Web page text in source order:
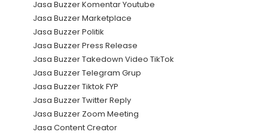
Jasa Buzzer Komentar Youtube
Jasa Buzzer Marketplace
Jasa Buzzer Politik
Jasa Buzzer Press Release
Jasa Buzzer Takedown Video TikTok
Jasa Buzzer Telegram Grup
Jasa Buzzer Tiktok FYP
Jasa Buzzer Twitter Reply
Jasa Buzzer Zoom Meeting
Jasa Content Creator